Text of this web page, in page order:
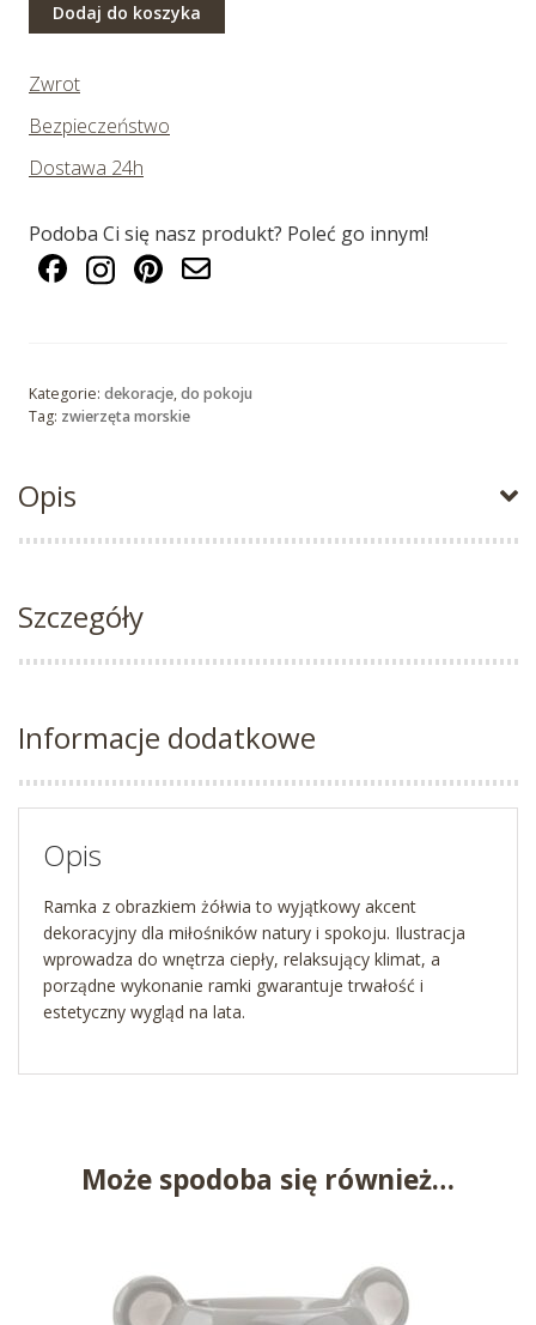
żólwiem
Dodaj do koszyka
Zwrot
Bezpieczeństwo
Dostawa 24h
Podoba Ci się nasz produkt? Poleć go innym!
Kategorie: dekoracje,do pokoju
Tag: zwierzęta morskie
Opis
Szczegóły
Informacje dodatkowe
Opis
Ramka z obrazkiem żółwia to wyjątkowy akcent
dekoracyjny dla miłośników natury i spokoju. Ilustracja
wprowadza do wnętrza ciepły, relaksujący klimat, a
porządne wykonanie ramki gwarantuje trwałość i
estetyczny wygląd na lata.
Może spodoba się również…